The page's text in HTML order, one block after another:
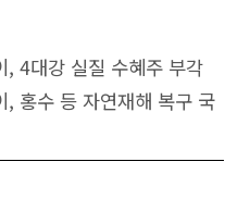
4대강 실질 수혜주 부각
홍수 등 자연재해 복구 국